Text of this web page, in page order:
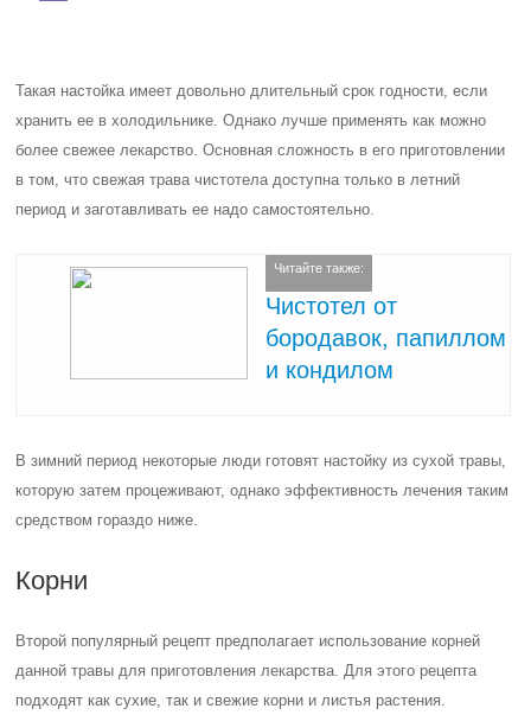
Такая настойка имеет довольно длительный срок годности, если
хранить ее в холодильнике. Однако лучше применять как можно
более свежее лекарство. Основная сложность в его приготовлении
в том, что свежая трава чистотела доступна только в летний
период и заготавливать ее надо самостоятельно.
Читайте также:
Чистотел от
бородавок, папиллом
и кондилом
В зимний период некоторые люди готовят настойку из сухой травы,
которую затем процеживают, однако эффективность лечения таким
средством гораздо ниже.
Корни
Второй популярный рецепт предполагает использование корней
данной травы для приготовления лекарства. Для этого рецепта
подходят как сухие, так и свежие корни и листья растения.